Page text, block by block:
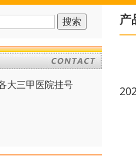
大三甲医院挂号
产